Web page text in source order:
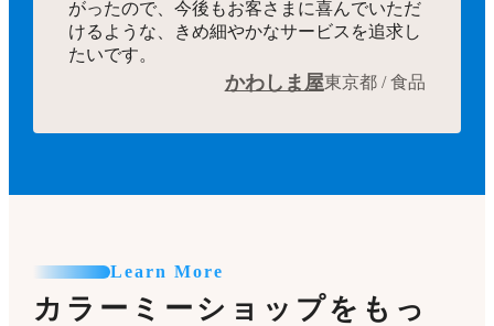
がったので、今後もお客さまに喜んでいただ
けるような、きめ細やかなサービスを追求し
たいです。
かわしま屋東京都 / 食品
Learn More
カラーミーショップをもっ